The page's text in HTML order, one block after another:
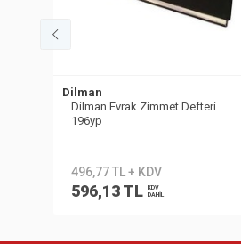
Dilman
Dilman Evrak Zimmet Defteri
196yp
496,77 TL + KDV
596,13 TL
KDV
DAHİL